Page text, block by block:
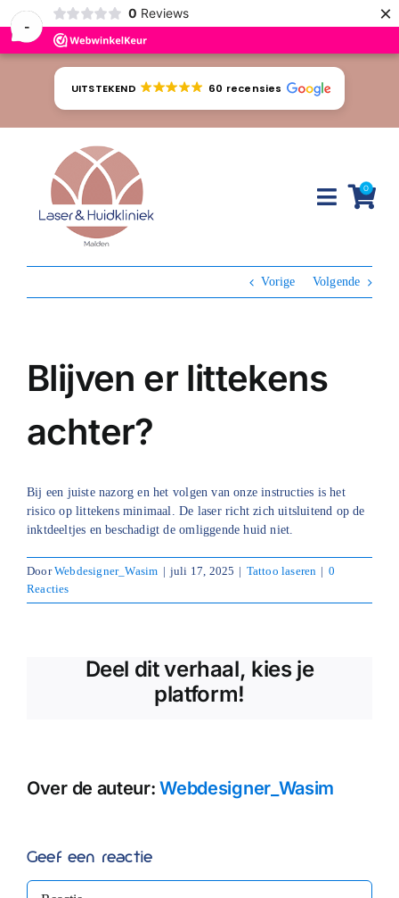
-
0 Reviews ×
UITSTEKEND 60 recensies
Toggle
Webshop
Blog
Mijn account
Afspraak maken
0
Vorige Volgende
Blijven er littekens
achter?
Bij een juiste nazorg en het volgen van onze instructies is het
risico op littekens minimaal. De laser richt zich uitsluitend op de
inktdeeltjes en beschadigt de omliggende huid niet.
DoorWebdesigner_Wasim | juli 17, 2025 | Tattoo laseren | 0
Reacties
Deel dit verhaal, kies je
platform!
Over de auteur:Webdesigner_Wasim
Geef een reactie
Reactie